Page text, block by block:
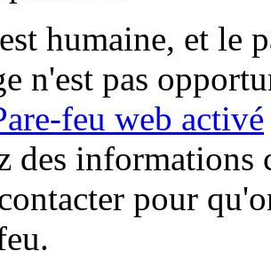
humaine, et le
n'est pas
feu web activé
des informations
pour